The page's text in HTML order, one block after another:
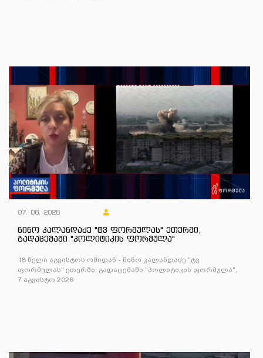
07. 08. 2026
ნინო კალანდაძე "ტვ ფორმულას" ეთერში,
გადაცემაში "პოლიტიკის ფორმულა"
18 წელი აგვისტოს ომიდან - ნინო კალანდაძე "ტვ
ფორმულას" ეთერში, გადაცემაში "პოლიტიკის ფორმულა",
7 აგვისტო 2026